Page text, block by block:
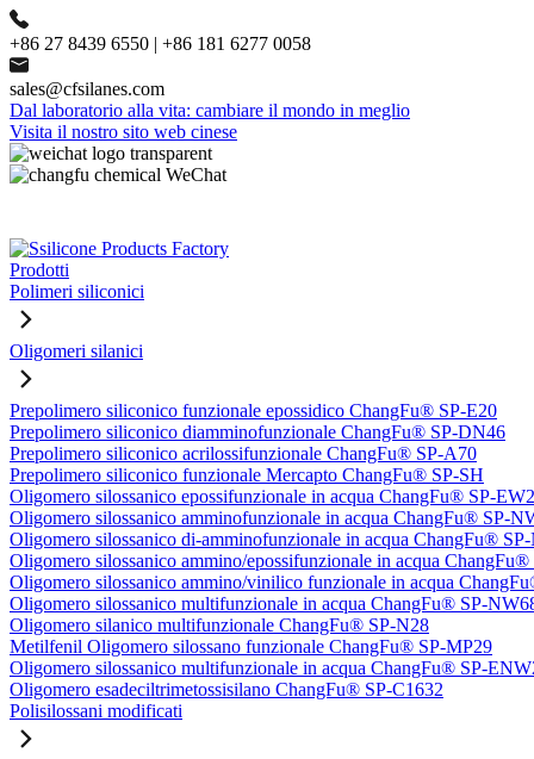
+86 27 8439 6550 | +86 181 6277 0058
sales@cfsilanes.com
Dal laboratorio alla vita: cambiare il mondo in meglio
Visita il nostro sito web cinese
Prodotti
Polimeri siliconici
Oligomeri silanici
Prepolimero siliconico funzionale epossidico ChangFu® SP-E20
Prepolimero siliconico diamminofunzionale ChangFu® SP-DN46
Prepolimero siliconico acrilossifunzionale ChangFu® SP-A70
Prepolimero siliconico funzionale Mercapto ChangFu® SP-SH
Oligomero silossanico epossifunzionale in acqua ChangFu® SP-
Oligomero silossanico amminofunzionale in acqua ChangFu® SP-
Oligomero silossanico di-amminofunzionale in acqua ChangFu®
Oligomero silossanico ammino/epossifunzionale in acqua
Oligomero silossanico ammino/vinilico funzionale in acqua
Oligomero silossanico multifunzionale in acqua ChangFu® SP-
Oligomero silanico multifunzionale ChangFu® SP-N28
Metilfenil Oligomero silossano funzionale ChangFu® SP-MP29
Oligomero silossanico multifunzionale in acqua ChangFu® SP-
Oligomero esadeciltrimetossisilano ChangFu® SP-C1632
Polisilossani modificati